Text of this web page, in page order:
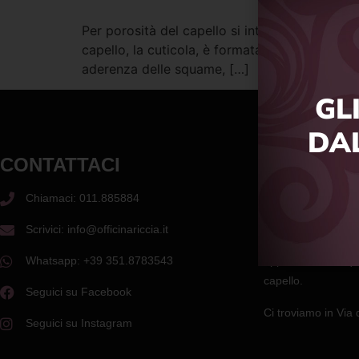
Per porosità del capello si intende la sua
capello, la cuticola, è formata da tante
aderenza delle squame, […]
CONTATTACI
Chiamaci: 011.885884
Scrivici: info@officinariccia.it
Whatsapp: +39 351.8783543
Seguici su Facebook
Seguici su Instagram
capello.
Ci troviamo in Via